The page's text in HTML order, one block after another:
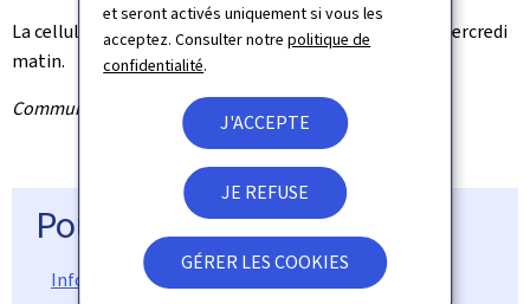
et seront activés uniquement si vous les
acceptez. Consulter notrepolitique de
confidentialité.
J'ACCEPTE
JE REFUSE
GÉRER LES COOKIES
La cellule de crise se réunira de nouveau à 7 heures le mercredi
matin.
Communiqué par la Cellule de crise
Pour en savoir plus
Infocrise.lu